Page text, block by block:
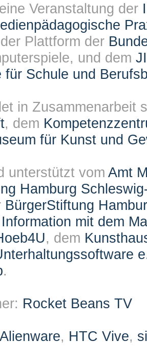
Veranstaltung der
Plattform der
und dem
für Schule und
in Zusammenarbeit
, dem
für Kunst und
unterstützt vom Amt
Hamburg
BürgerStiftung
mit dem
, dem
.
Rocket Beans TV
Alienware, HTC Vive,